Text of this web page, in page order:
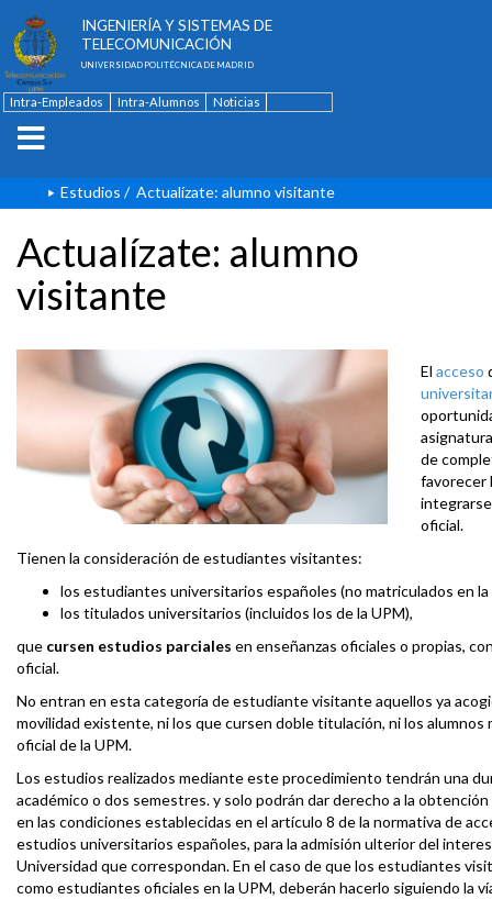
INGENIERÍA Y SISTEMAS DE
TELECOMUNICACIÓN
UNIVERSIDAD POLITÉCNICA DE MADRID
Intra-Empleados Intra-Alumnos
Noticias
Estudios / Actualízate: alumno visitante
Actualízate: alumno
visitante
El acceso
de
favorecer
oficial.
Tienen la consideración de estudiantes visitantes:
los estudiantes universitarios españoles (no matriculados en
los titulados universitarios (incluidos los de la UPM),
que cursen estudios parciales en enseñanzas oficiales o propias,
oficial.
No entran en esta categoría de estudiante visitante aquellos ya
movilidad existente, ni los que cursen doble titulación, ni los alumnos
oficial de la UPM.
Los estudios realizados mediante este procedimiento tendrán una
académico o dos semestres. y solo podrán dar derecho a la
en las condiciones establecidas en el artículo 8 de la normativa de
estudios universitarios españoles, para la admisión ulterior del
Universidad que correspondan. En el caso de que los estudiantes
como estudiantes oficiales en la UPM, deberán hacerlo siguiendo la